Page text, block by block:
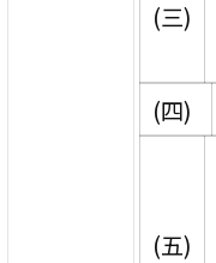
(三)
(四)
(五)